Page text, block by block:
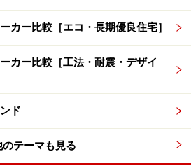
カー比較［エコ・長期優良住宅］
カー比較［工法・耐震・デザイ
ド
のテーマも見る